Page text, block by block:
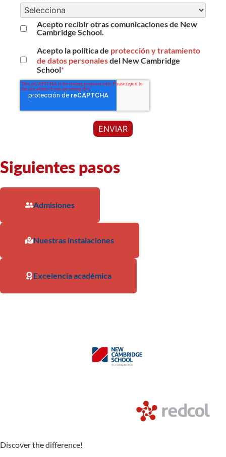
Acepto recibir otras comunicaciones de New
Cambridge School.
Acepto la política de protección y tratamiento
de datos personalesdel New Cambridge
School*
Siguientes pasos
Admisiones
Nuestras instalaciones
Excelencia académica
Discover the difference!